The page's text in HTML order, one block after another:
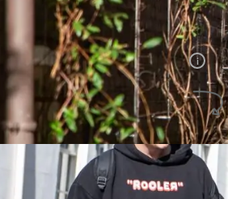
De prijzen zijn exclusief BTW
2 uur en 30 minuten
Aantal:
Minimaal 10 personen i
Geheel vrijblijvend
OFFERTE AANVRAGEN
RESERVEREN